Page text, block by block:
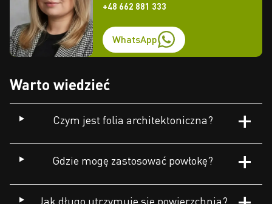
+48 662 881 333
WhatsApp
Warto wiedzieć
Czym jest folia architektoniczna?
Gdzie mogę zastosować powłokę?
Jak długo utrzymuje się powierzchnia?